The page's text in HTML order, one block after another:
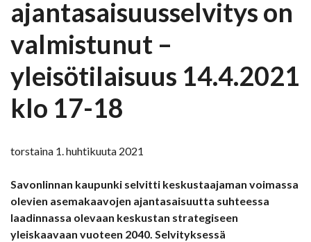
ajantasaisuusselvitys on
valmistunut –
yleisötilaisuus 14.4.2021
klo 17-18
torstaina 1. huhtikuuta 2021
Savonlinnan kaupunki selvitti keskustaajaman voimassa
olevien asemakaavojen ajantasaisuutta suhteessa
laadinnassa olevaan keskustan strategiseen
yleiskaavaan vuoteen 2040. Selvityksessä